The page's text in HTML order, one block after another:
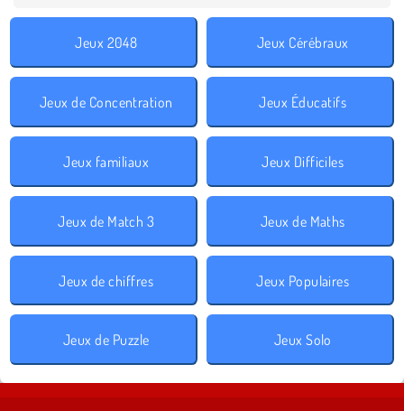
Jeux 2048 Jeux Cérébraux
Jeux de Concentration Jeux Éducatifs
Jeux familiaux Jeux Difficiles
Jeux de Match 3 Jeux de Maths
Jeux de chiffres Jeux Populaires
Jeux de Puzzle Jeux Solo